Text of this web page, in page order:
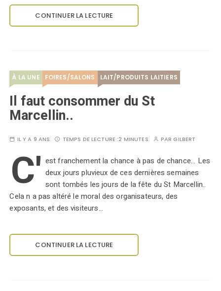
CONTINUER LA LECTURE
À LA UNE FOIRES/SALONS LAIT/PRODUITS LAITIERS
Il faut consommer du St
Marcellin..
IL Y A 9 ANS TEMPS DE LECTURE :2 MINUTES PARGILBERT
C' est franchement la chance à pas de chance... Les
deux jours pluvieux de ces dernières semaines
sont tombés les jours de la fête du St Marcellin..
Cela n a pas altéré le moral des organisateurs, des
exposants, et des visiteurs…
CONTINUER LA LECTURE